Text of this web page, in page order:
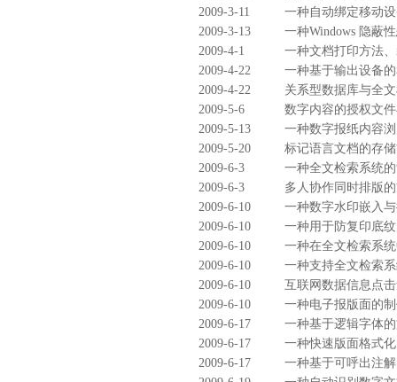
2009-3-11
一种自动绑定移动
2009-3-13
一种Windows 隐蔽
2009-4-1
一种文档打印方法
2009-4-22
一种基于输出设备
2009-4-22
关系型数据库与全
2009-5-6
数字内容的授权文
2009-5-13
一种数字报纸内容
2009-5-20
标记语言文档的存
2009-6-3
一种全文检索系统
2009-6-3
多人协作同时排版
2009-6-10
一种数字水印嵌入
2009-6-10
一种用于防复印底
2009-6-10
一种在全文检索系
2009-6-10
一种支持全文检索
2009-6-10
互联网数据信息点
2009-6-10
一种电子报版面的
2009-6-17
一种基于逻辑字体
2009-6-17
一种快速版面格式
2009-6-17
一种基于可呼出注